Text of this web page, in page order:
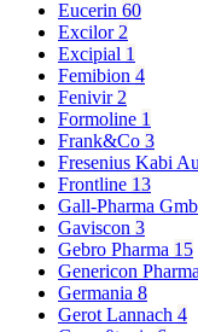
Eucerin 60
Excilor 2
Excipial 1
Femibion 4
Fenivir 2
Formoline 1
Frank&Co 3
Fresenius Kabi
Frontline 13
Gall-Pharma
Gaviscon 3
Gebro Pharma 15
Genericon Pharma
Germania 8
Gerot Lannach 4